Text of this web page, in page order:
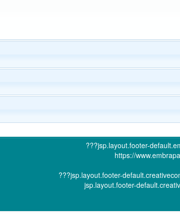
???jsp.layout.footer-
https://
???jsp.layout.footer-
jsp.layout.footer-